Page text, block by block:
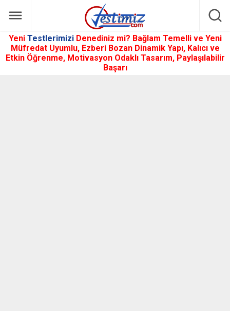
Yeni Testlerimizi Denediniz mi? Bağlam Temelli ve Yeni
Müfredat Uyumlu, Ezberi Bozan Dinamik Yapı, Kalıcı ve
Etkin Öğrenme, Motivasyon Odaklı Tasarım, Paylaşılabilir
Başarı